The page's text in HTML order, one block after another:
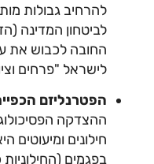
להרחיב גבולות
לביטחון המדינה
החובה לכבוש את
לישראל "פרחים
הפטרנליזם
ההצדקה
חילונים ומיעוטים
בפגמים